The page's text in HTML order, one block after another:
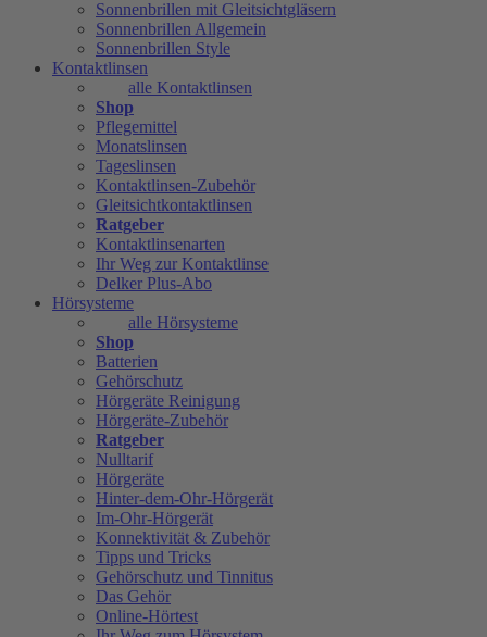
Sonnenbrillen mit Gleitsichtgläsern
Sonnenbrillen Allgemein
Sonnenbrillen Style
Kontaktlinsen
alle Kontaktlinsen
Shop
Pflegemittel
Monatslinsen
Tageslinsen
Kontaktlinsen-Zubehör
Gleitsichtkontaktlinsen
Ratgeber
Kontaktlinsenarten
Ihr Weg zur Kontaktlinse
Delker Plus-Abo
Hörsysteme
alle Hörsysteme
Shop
Batterien
Gehörschutz
Hörgeräte Reinigung
Hörgeräte-Zubehör
Ratgeber
Nulltarif
Hörgeräte
Hinter-dem-Ohr-Hörgerät
Im-Ohr-Hörgerät
Konnektivität & Zubehör
Tipps und Tricks
Gehörschutz und Tinnitus
Das Gehör
Online-Hörtest